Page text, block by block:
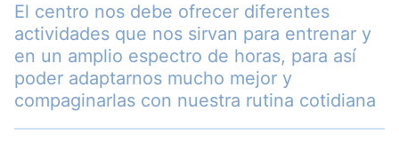
El centro nos debe ofrecer diferentes
actividades que nos sirvan para entrenar y
en un amplio espectro de horas, para así
poder adaptarnos mucho mejor y
compaginarlas con nuestra rutina cotidiana